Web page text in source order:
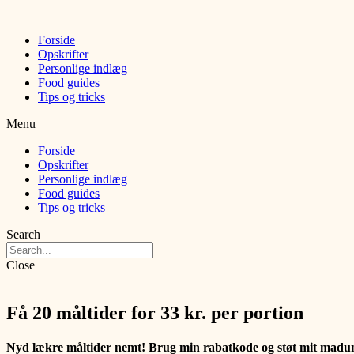
Forside
Opskrifter
Personlige indlæg
Food guides
Tips og tricks
Menu
Forside
Opskrifter
Personlige indlæg
Food guides
Tips og tricks
Search
Close
Få 20 måltider for 33 kr. per portion
Nyd lækre måltider nemt! Brug min rabatkode og støt mit